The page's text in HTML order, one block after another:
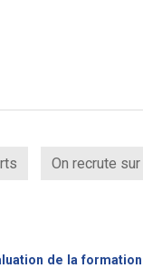
On recrute
de la